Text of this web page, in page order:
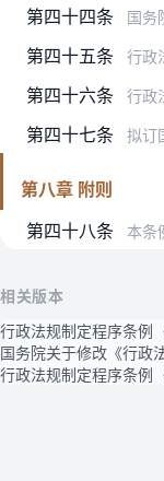
第四十四条 国务院法治部门
第四十五条 行政
第四十六条 行政法
第四十七条 拟订国务院
第八章 附则
第四十八条
本条
相关版本
行政法规制定程序条例
国务院关于修改《行政
行政法规制定程序条例